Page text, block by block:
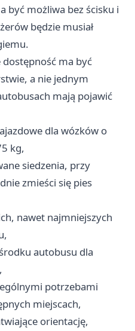
być możliwa bez ścisku i
będzie musiał
ma być
a nie jednym
mają pojawić
dla wózków o
kg,
siedzenia, przy
zmieści się pies
nawet najmniejszych
autobusu dla
potrzebami
miejscach,
orientację,